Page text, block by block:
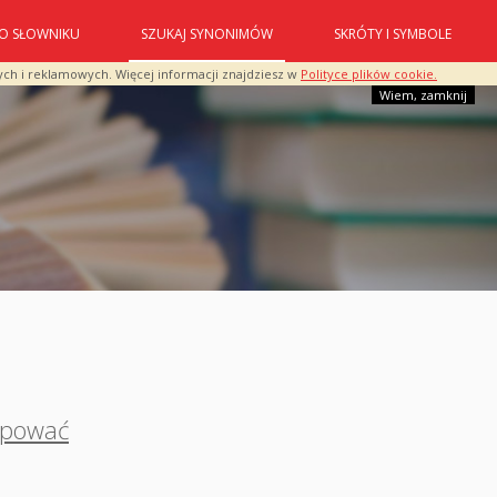
i reklamowych. Więcej informacji znajdziesz w Polityce plików cookie.
Wiem, zamknij
O SŁOWNIKU SZUKAJ SYNONIMÓW SKRÓTY I SYMBOLE